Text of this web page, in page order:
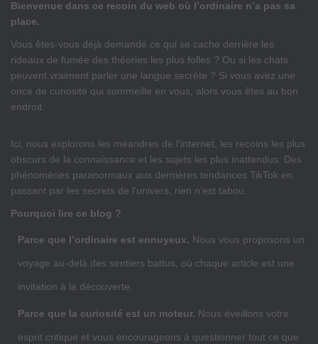
Bienvenue dans ce recoin du web où l’ordinaire n’a pas sa
place.
Vous êtes-vous déjà demandé ce qui se cache derrière les
rideaux de fumée des théories les plus folles ? Ou si les chats
peuvent vraiment parler une langue secrète ? Si vous avez une
once de curiosité qui sommeille en vous, alors vous êtes au bon
endroit.
Ici, nous explorons les méandres de l’internet, les recoins les plus
obscurs de la connaissance et les sujets les plus inattendus. Des
phénomènes paranormaux aux dernières tendances TikTok en
passant par les secrets de l’univers, rien n’est tabou.
Pourquoi lire ce blog ?
Parce que l’ordinaire est ennuyeux. Nous vous proposons un
voyage au-delà des sentiers battus, où chaque article est une
invitation à la découverte.
Parce que la curiosité est un moteur. Nous éveillons votre
esprit critique et vous encourageons à questionner tout ce que